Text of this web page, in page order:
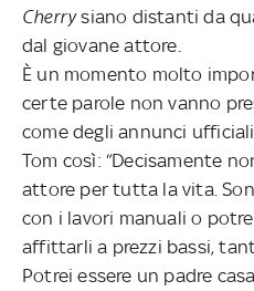
Cherrysiano distanti da
dal giovane attore.
È un momento molto
certe parole non vanno
come degli annunci
Tom così: “Decisamente
attore per tutta la vita.
con i lavori manuali o
affittarli a prezzi bassi,
Potrei essere un padre